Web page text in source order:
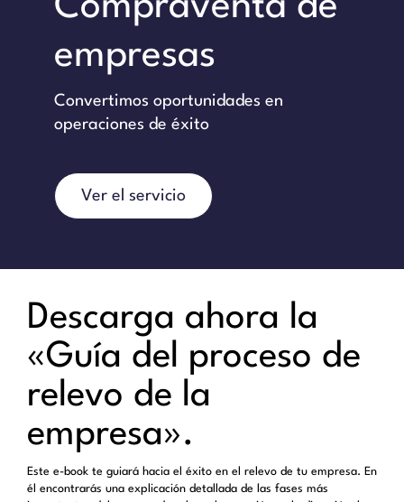
empresas
Convertimos oportunidades en
operaciones de éxito
Ver el servicio
Descarga ahora la
«Guía del proceso de
relevo de la
empresa».
Este e-book te guiará hacia el éxito en el relevo de tu empresa. En
él encontrarás una explicación detallada de las fases más